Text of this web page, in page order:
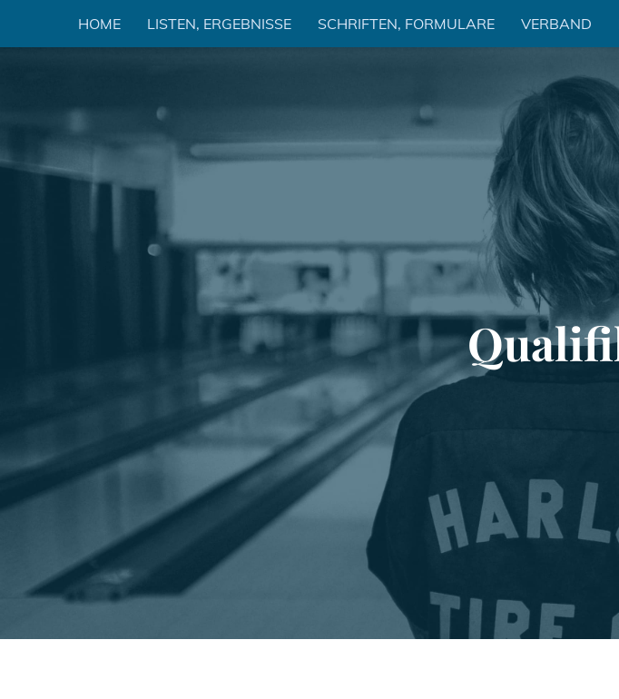
springen
HOME LISTEN, ERGEBNISSE SCHRIFTEN, FORMULARE VERBAND